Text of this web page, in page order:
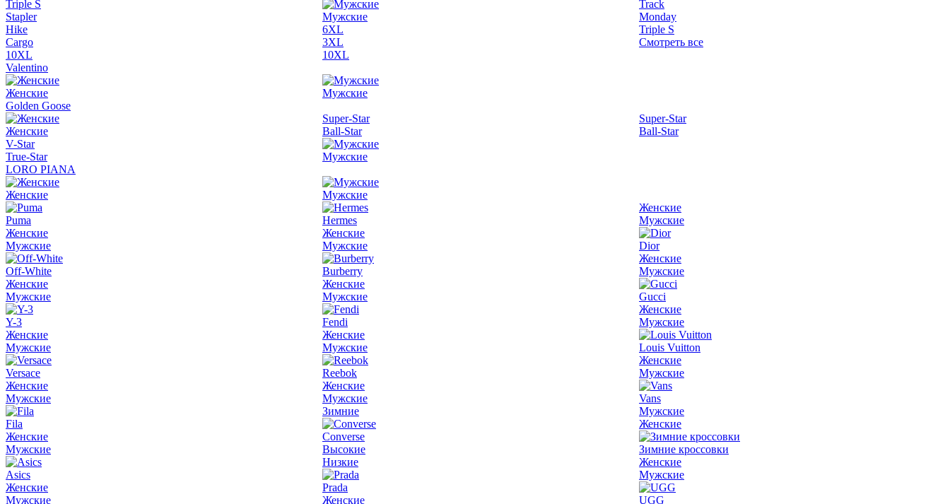
Triple S
Stapler
Hike
Cargo
10XL
Мужские
6XL
3XL
10XL
Track
Monday
Triple S
Смотреть все
Valentino
Женские
Мужские
Golden Goose
Женские
V-Star
True-Star
Super-Star
Ball-Star
Мужские
Super-Star
Ball-Star
LORO PIANA
Женские Мужские
Puma
Женские
Мужские
Off-White
Женские
Мужские
Y-3
Женские
Мужские
Versace
Женские
Мужские
Fila
Женские
Мужские
Asics
Женские
Мужские
Hermes
Женские
Мужские
Burberry
Женские
Мужские
Fendi
Женские
Мужские
Reebok
Женские
Мужские
Зимние
Converse
Высокие
Низкие
Prada
Женские
Женские
Мужские
Dior
Женские
Мужские
Gucci
Женские
Мужские
Louis Vuitton
Женские
Мужские
Vans
Мужские
Женские
Зимние кроссовки
Женские
Мужские
UGG